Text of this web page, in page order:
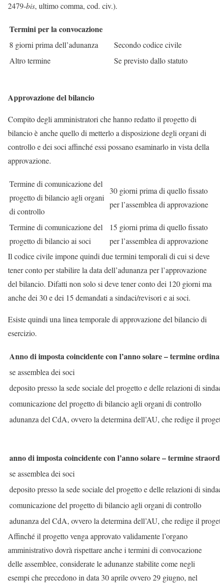
2479-bis, ultimo comma, cod. civ.).
Termini per la convocazione
8 giorni prima dell’adunanza
Secondo codice civile
Altro termine
Se previsto dallo statuto
Approvazione del bilancio
Compito degli amministratori che hanno redatto il progetto di
bilancio è anche quello di metterlo a disposizione degli organi di
controllo e dei soci affinché essi possano esaminarlo in vista della
approvazione.
Termine di comunicazione del
progetto di bilancio agli organi
di controllo
30 giorni prima di quello fissato
per l’assemblea di approvazione
Termine di comunicazione del
progetto di bilancio ai soci
15 giorni prima di quello fissato
per l’assemblea di approvazione
Il codice civile impone quindi due termini temporali di cui si deve
tener conto per stabilire la data dell’adunanza per l’approvazione
del bilancio. Difatti non solo si deve tener conto dei 120 giorni ma
anche dei 30 e dei 15 demandati a sindaci/revisori e ai soci.
Esiste quindi una linea temporale di approvazione del bilancio di
esercizio.
Anno di imposta coincidente con l’anno solare – termine
se assemblea dei soci
deposito presso la sede sociale del progetto e delle relazioni di
comunicazione del progetto di bilancio agli organi di controllo
adunanza del CdA, ovvero la determina dell’AU, che redige il
anno di imposta coincidente con l’anno solare – termine
se assemblea dei soci
deposito presso la sede sociale del progetto e delle relazioni di
comunicazione del progetto di bilancio agli organi di controllo
adunanza del CdA, ovvero la determina dell’AU, che redige il
Affinché il progetto venga approvato validamente l’organo
amministrativo dovrà rispettare anche i termini di convocazione
delle assemblee, considerate le adunanze stabilite come negli
esempi che precedono in data 30 aprile ovvero 29 giugno, nel